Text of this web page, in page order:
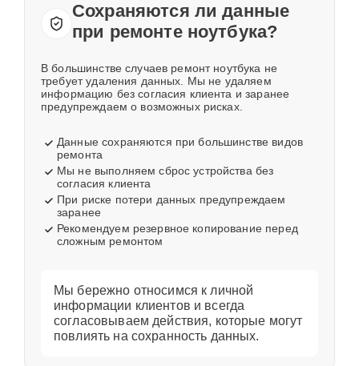
Сохраняются ли данные
при ремонте ноутбука?
В большинстве случаев ремонт ноутбука не
требует удаления данных. Мы не удаляем
информацию без согласия клиента и заранее
предупреждаем о возможных рисках.
Данные сохраняются при большинстве видов
ремонта
Мы не выполняем сброс устройства без
согласия клиента
При риске потери данных предупреждаем
заранее
Рекомендуем резервное копирование перед
сложным ремонтом
Мы бережно относимся к личной
информации клиентов и всегда
согласовываем действия, которые могут
повлиять на сохранность данных.